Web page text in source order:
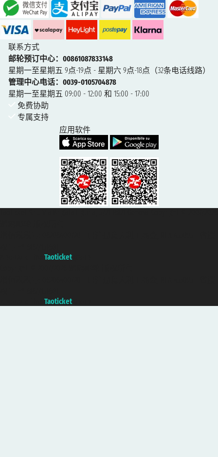
联系方式
邮轮预订中心：00861087833148
星期一至星期五 9点-19点 - 星期六 9点-18点（32条电话线路）
管理中心电话：0039-0105704878
星期一至星期五 09:00 - 12:00 和 15:00 - 17:00
免费协助
专属支持
应用软件
Taoticket
Taoticket